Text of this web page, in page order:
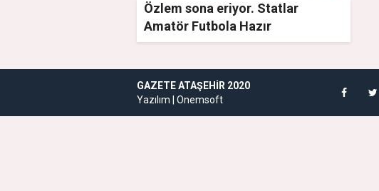
Özlem sona eriyor. Statlar
Amatör Futbola Hazır
GAZETE ATAŞEHIR 2020
Yazılım | Onemsoft